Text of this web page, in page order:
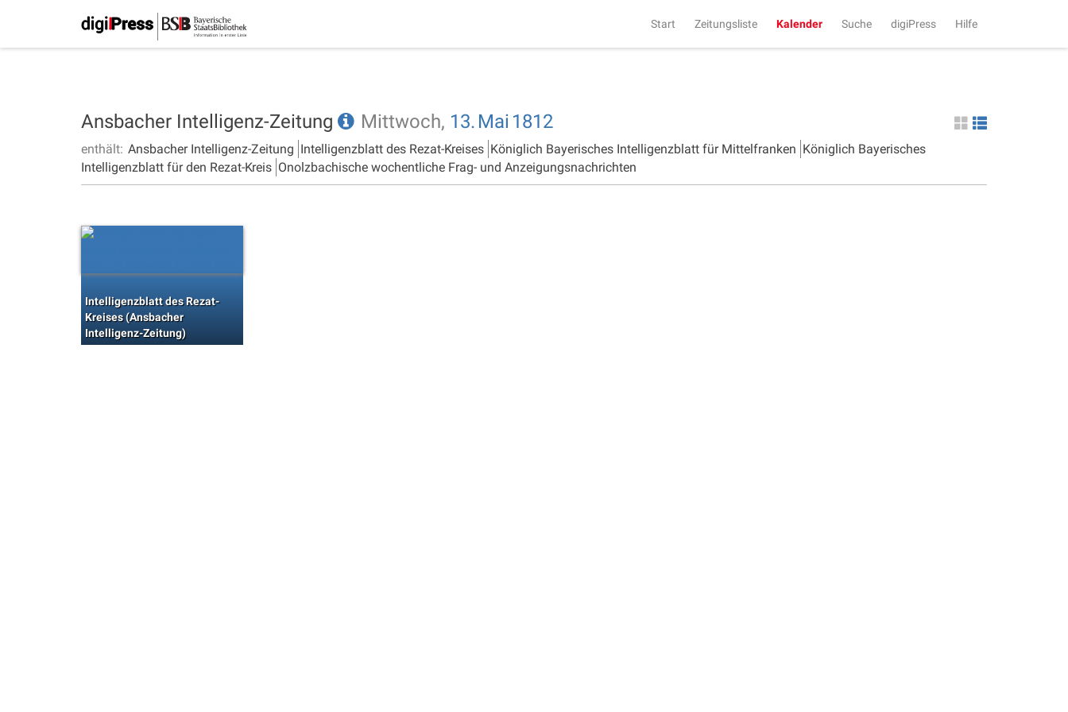
Start Zeitungsliste Kalender Suche digiPress Hilfe
Ansbacher Intelligenz-Zeitung Mittwoch, 13. Mai 1812
enthält: Ansbacher Intelligenz-Zeitung Intelligenzblatt des Rezat-Kreises Königlich Bayerisches Intelligenzblatt für Mittelfranken Königlich Bayerisches
Intelligenzblatt für den Rezat-Kreis Onolzbachische wochentliche Frag- und Anzeigungsnachrichten
Intelligenzblatt des Rezat-
Kreises (Ansbacher
Intelligenz-Zeitung)